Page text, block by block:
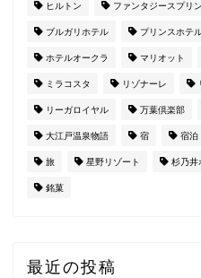
ヒルトン ファンタジースプリ
ブルガリホテル プリンスホテ
ホテルオークラ マリオット
ミラコスタ リゾナーレ
リーガロイヤル 万葉倶楽部
大江戸温泉物語 宿 宿泊
旅 星野リゾート 杉乃井
銘菓
最近の投稿